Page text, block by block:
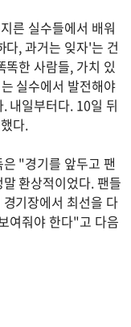
른 실수들에서 배워
다, 과거는 잊자'는 건
똑한 사람들, 가치 있
실수에서 발전해야
내일부터다. 10일 뒤
다.
"경기를 앞두고 팬
환상적이었다. 팬들
기장에서 최선을 다
여줘야 한다"고 다음